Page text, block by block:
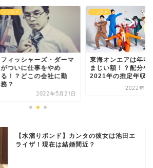
エンタメ
フィッシャーズ・ダーマ
がついに仕事をやめ
る！？どこの会社に勤
務？
2022年5月21日
エンタメ
東海オンエアは年収
まじい額！？配分や
2021年の推定年収
2022年5
【水溜りボンド】カンタの彼女は池田エ
ライザ！現在は結婚間近？